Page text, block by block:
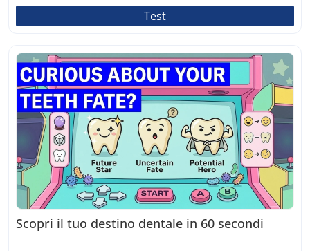
Test
Scopri il tuo destino dentale in 60 secondi